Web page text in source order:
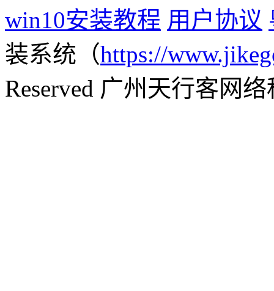
win10安装教程 用户协议
装系统（https://
Reserved 广州天行客网